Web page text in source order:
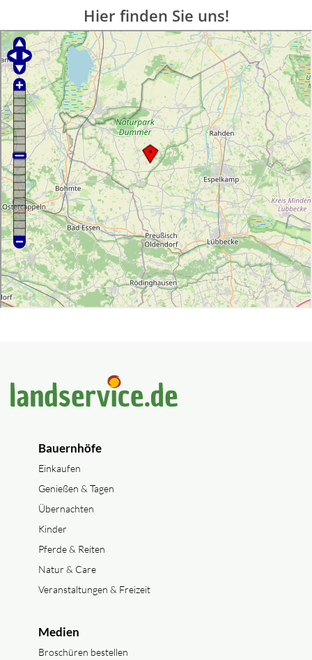
Hier finden Sie uns!
Bauernhöfe
Einkaufen
Genießen & Tagen
Übernachten
Kinder
Pferde & Reiten
Natur & Care
Veranstaltungen & Freizeit
Medien
Broschüren bestellen